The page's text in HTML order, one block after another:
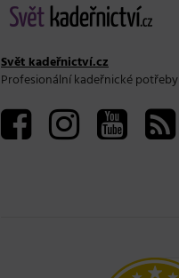
Svět kadeřnictví.cz
Profesionální kadeřnické potřeby